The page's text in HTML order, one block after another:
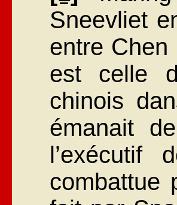
Sneevliet
entre
est celle
chinois
émanait
l’exécutif
combattue